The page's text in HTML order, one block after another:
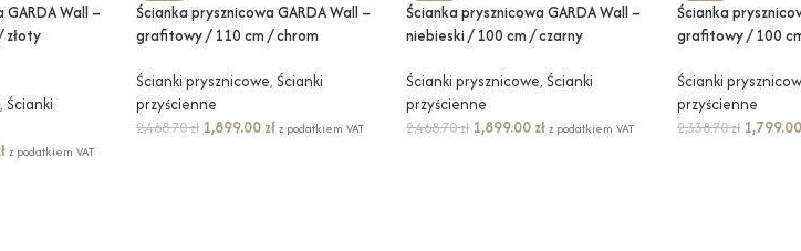
Wall –
, Ścianki
z podatkiem VAT
Ścianka prysznicowa GARDA Wall –
grafitowy / 110 cm / chrom
Ścianki prysznicowe, Ścianki
przyścienne
2,468.70zł 1,899.00 złz podatkiem VAT
Ścianka prysznicowa GARDA Wall –
niebieski / 100 cm / czarny
Ścianki prysznicowe, Ścianki
przyścienne
2,468.70zł 1,899.00 zł z podatkiem VAT
Ścianka
grafitowy / 100
Ścianki
przyścienne
2,338.70zł